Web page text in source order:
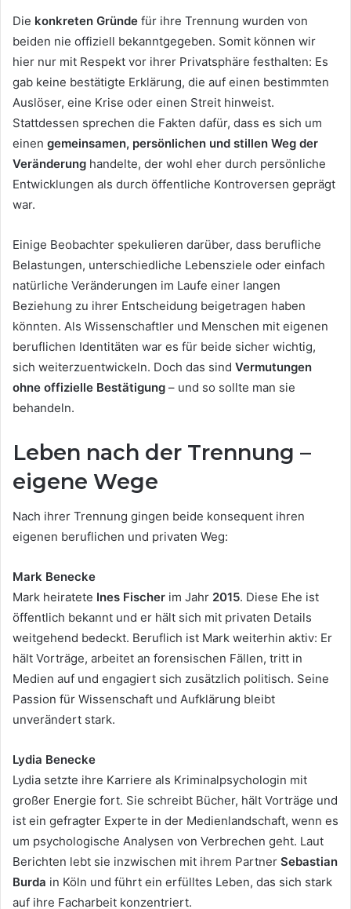
Die konkreten Gründe für ihre Trennung wurden von
beiden nie offiziell bekanntgegeben. Somit können wir
hier nur mit Respekt vor ihrer Privatsphäre festhalten: Es
gab keine bestätigte Erklärung, die auf einen bestimmten
Auslöser, eine Krise oder einen Streit hinweist.
Stattdessen sprechen die Fakten dafür, dass es sich um
einen gemeinsamen, persönlichen und stillen Weg der
Veränderung handelte, der wohl eher durch persönliche
Entwicklungen als durch öffentliche Kontroversen geprägt
war.
Einige Beobachter spekulieren darüber, dass berufliche
Belastungen, unterschiedliche Lebensziele oder einfach
natürliche Veränderungen im Laufe einer langen
Beziehung zu ihrer Entscheidung beigetragen haben
könnten. Als Wissenschaftler und Menschen mit eigenen
beruflichen Identitäten war es für beide sicher wichtig,
sich weiterzuentwickeln. Doch das sind Vermutungen
ohne offizielle Bestätigung – und so sollte man sie
behandeln.
Leben nach der Trennung –
eigene Wege
Nach ihrer Trennung gingen beide konsequent ihren
eigenen beruflichen und privaten Weg:
Mark Benecke
Mark heiratete Ines Fischer im Jahr 2015. Diese Ehe ist
öffentlich bekannt und er hält sich mit privaten Details
weitgehend bedeckt. Beruflich ist Mark weiterhin aktiv: Er
hält Vorträge, arbeitet an forensischen Fällen, tritt in
Medien auf und engagiert sich zusätzlich politisch. Seine
Passion für Wissenschaft und Aufklärung bleibt
unverändert stark.
Lydia Benecke
Lydia setzte ihre Karriere als Kriminalpsychologin mit
großer Energie fort. Sie schreibt Bücher, hält Vorträge und
ist ein gefragter Experte in der Medienlandschaft, wenn es
um psychologische Analysen von Verbrechen geht. Laut
Berichten lebt sie inzwischen mit ihrem Partner Sebastian
Burda in Köln und führt ein erfülltes Leben, das sich stark
auf ihre Facharbeit konzentriert.